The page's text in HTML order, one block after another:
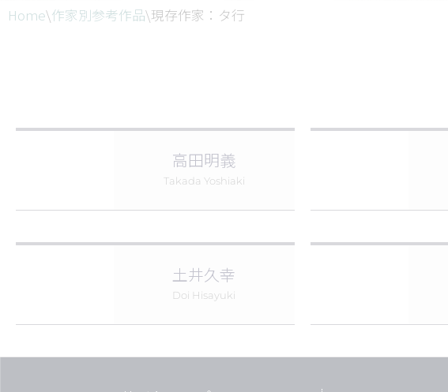
Home\作家別参考作品\現存作家：タ行
高田明義
Takada Yoshiaki
土井久幸
Doi Hisayuki